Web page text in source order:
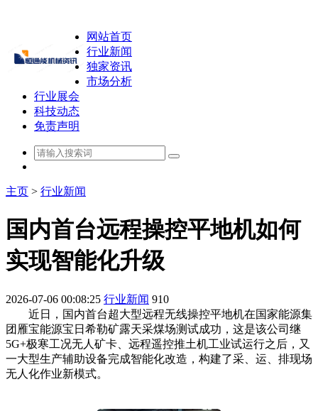
网站首页
行业新闻
独家资讯
市场分析
行业展会
科技动态
免责声明
主页 > 行业新闻
国内首台远程操控平地机如何
实现智能化升级
2026-07-06 00:08:25 行业新闻 910
近日，国内首台超大型远程无线操控平地机在国家能源集
团雁宝能源宝日希勒矿露天采煤场测试成功，这是该公司继
5G+极寒工况无人矿卡、远程遥控推土机工业试运行之后，又
一大型生产辅助设备完成智能化改造，构建了采、运、排现场
无人化作业新模式。